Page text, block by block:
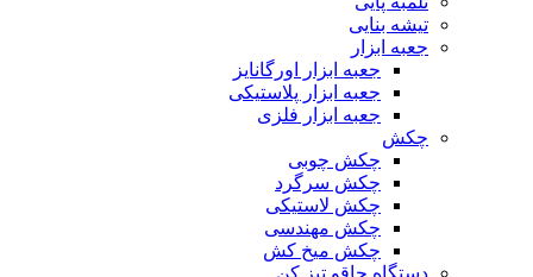
تیشه بنایی
جعبه ابزار
جعبه ابزار اورگانایز
جعبه ابزار پلاستیکی
جعبه ابزار فلزی
چکش
چکش چوبی
چکش سرگرد
چکش لاستیکی
چکش مهندسی
چکش میخ کش
دستگاه چاقو تیز کن